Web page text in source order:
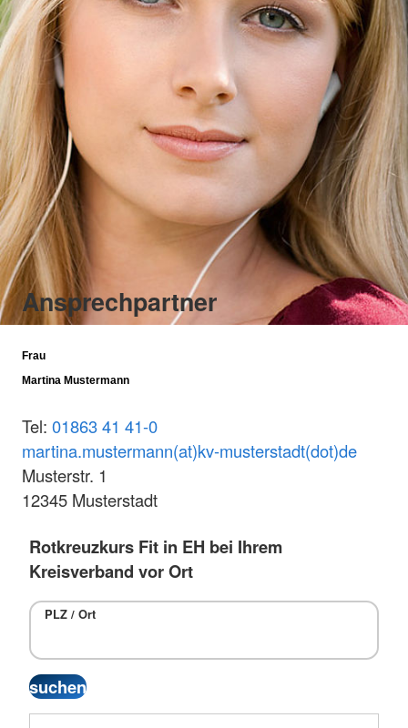
Ansprechpartner
Frau
Martina Mustermann
Tel: 01863 41 41-0
martina.mustermann(at)kv-musterstadt(dot)de
Musterstr. 1
12345 Musterstadt
Rotkreuzkurs Fit in EH bei Ihrem
Kreisverband vor Ort
PLZ / Ort